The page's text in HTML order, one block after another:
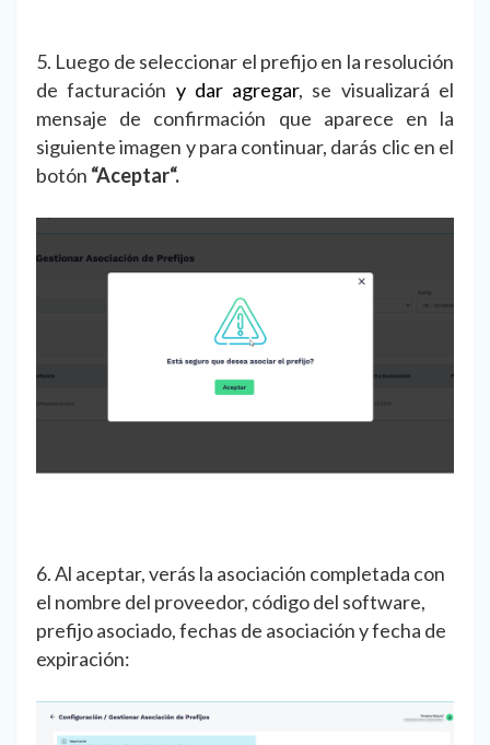
5. Luego de seleccionar el prefijo en la resolución
de facturación y dar agregar, se visualizará el
mensaje de confirmación que aparece en la
siguiente imagen y para continuar, darás clic en el
botón “Aceptar“.
6. Al aceptar, verás la asociación completada con
el nombre del proveedor, código del software,
prefijo asociado, fechas de asociación y fecha de
expiración: